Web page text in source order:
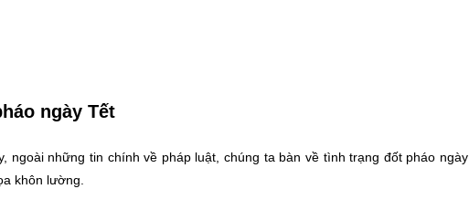
ngày Tết
ngoài những tin chính về pháp luật, chúng ta bàn về tình trạng đốt pháo ngày
khôn lường.